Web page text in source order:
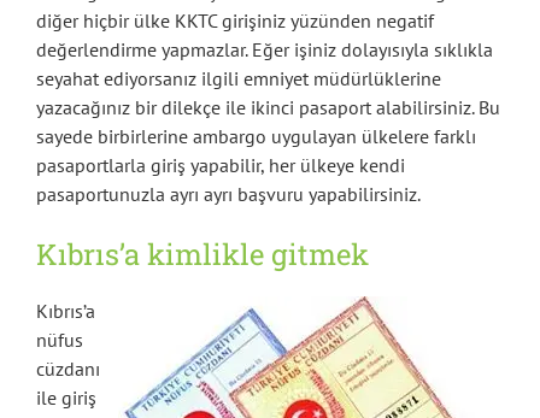
diğer hiçbir ülke KKTC girişiniz yüzünden negatif
değerlendirme yapmazlar. Eğer işiniz dolayısıyla sıklıkla
seyahat ediyorsanız ilgili emniyet müdürlüklerine
yazacağınız bir dilekçe ile ikinci pasaport alabilirsiniz. Bu
sayede birbirlerine ambargo uygulayan ülkelere farklı
pasaportlarla giriş yapabilir, her ülkeye kendi
pasaportunuzla ayrı ayrı başvuru yapabilirsiniz.
Kıbrıs’a kimlikle gitmek
Kıbrıs’a
nüfus
cüzdanı
ile giriş